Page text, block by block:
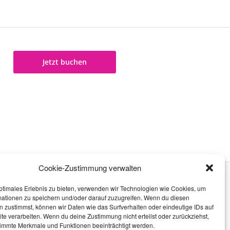
Cookie-Zustimmung verwalten
Erlebnis zu bieten, verwenden wir Technologien wie Cookies, um
zu speichern und/oder darauf zuzugreifen. Wenn du diesen
zustimmst, können wir Daten wie das Surfverhalten oder eindeutige IDs auf
verarbeiten. Wenn du deine Zustimmung nicht erteilst oder zurückziehst,
Merkmale und Funktionen beeinträchtigt werden.
Jetzt buchen